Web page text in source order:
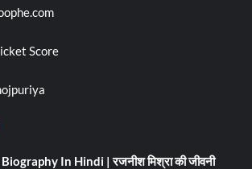
Score
In Hindi | रजनीश मिश्रा की जीवनी